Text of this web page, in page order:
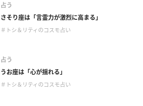
占う
さそり座は「言霊力が激烈に高まる」
＃トシ＆リティのコスモ占い
占う
うお座は「心が揺れる」
＃トシ＆リティのコスモ占い